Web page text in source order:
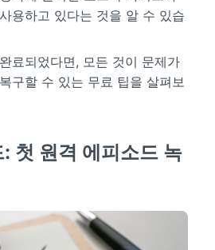
용하고 있다는 것을 알 수 있습
료되었다면, 모든 것이 문제가
구할 수 있는 무료 팁을 살펴보
첫 원격 에피소드 녹